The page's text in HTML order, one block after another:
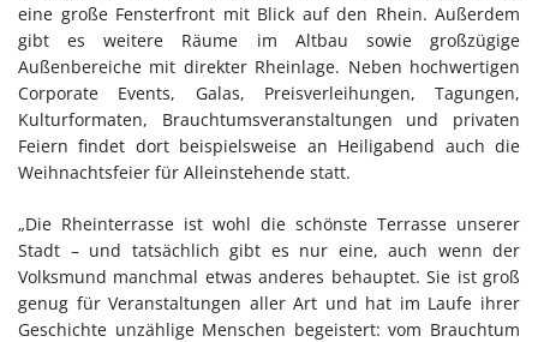
eine große Fensterfront mit Blick auf den Rhein. Außerdem
gibt es weitere Räume im Altbau sowie großzügige
Außenbereiche mit direkter Rheinlage. Neben hochwertigen
Corporate Events, Galas, Preisverleihungen, Tagungen,
Kulturformaten, Brauchtumsveranstaltungen und privaten
Feiern findet dort beispielsweise an Heiligabend auch die
Weihnachtsfeier für Alleinstehende statt.
„Die Rheinterrasse ist wohl die schönste Terrasse unserer
Stadt – und tatsächlich gibt es nur eine, auch wenn der
Volksmund manchmal etwas anderes behauptet. Sie ist groß
genug für Veranstaltungen aller Art und hat im Laufe ihrer
Geschichte unzählige Menschen begeistert: vom Brauchtum